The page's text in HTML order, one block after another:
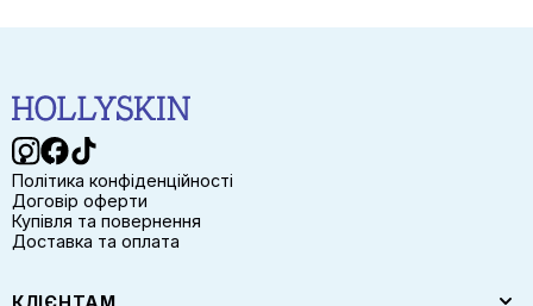
Політика конфіденційності
Договір оферти
Купівля та повернення
Доставка та оплата
КЛІЄНТАМ